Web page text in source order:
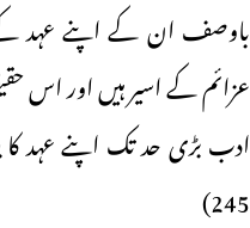
باوصف ان کے اپنے عہد
عزائم کے اسیر ہیں اور اس
ادب بڑی حد تک اپنے عہد کا
245)